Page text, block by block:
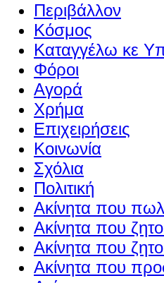
Περιβάλλον
Κόσμος
Καταγγέλω κε
Φόροι
Αγορά
Χρήμα
Επιχειρήσεις
Κοινωνία
Σχόλια
Πολιτική
Ακίνητα που
Ακίνητα που
Ακίνητα που
Ακίνητα που